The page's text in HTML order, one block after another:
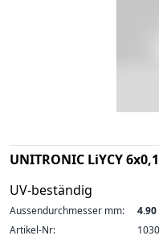
UNITRONIC LiYCY
UV-beständig
Aussendurchmesser mm:
4.90
Artikel-Nr: